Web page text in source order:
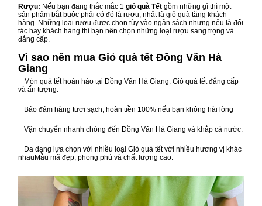
Rượu: Nếu bạn đang thắc mắc 1 giỏ quà Tết gồm những gì thì một
sản phẩm bắt buộc phải có đó là rượu, nhất là giỏ quà tặng khách
hàng. Những loại rượu được chọn tùy vào ngân sách nhưng nếu là đối
tác hay khách hàng thì bạn nên chọn những loại rượu sang trọng và
đẳng cấp.
Vì sao nên mua Giỏ quà tết Đồng Văn Hà
Giang
+ Món quà tết hoàn hảo tại Đồng Văn Hà Giang: Giỏ quà tết đẳng cấp
và ấn tượng.
+ Bảo đảm hàng tươi sạch, hoàn tiền 100% nếu bạn không hài lòng
+ Vận chuyển nhanh chóng đến Đồng Văn Hà Giang và khắp cả nước.
+ Đa dạng lựa chọn với nhiều loại Giỏ quà tết với nhiều hương vị khác
nhauMẫu mã đẹp, phong phú và chất lượng cao.